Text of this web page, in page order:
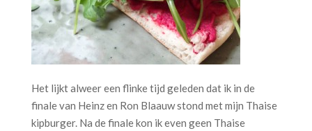
Het lijkt alweer een flinke tijd geleden dat ik in de
finale van Heinz en Ron Blaauw stond met mijn Thaise
kipburger. Na de finale kon ik even geen Thaise